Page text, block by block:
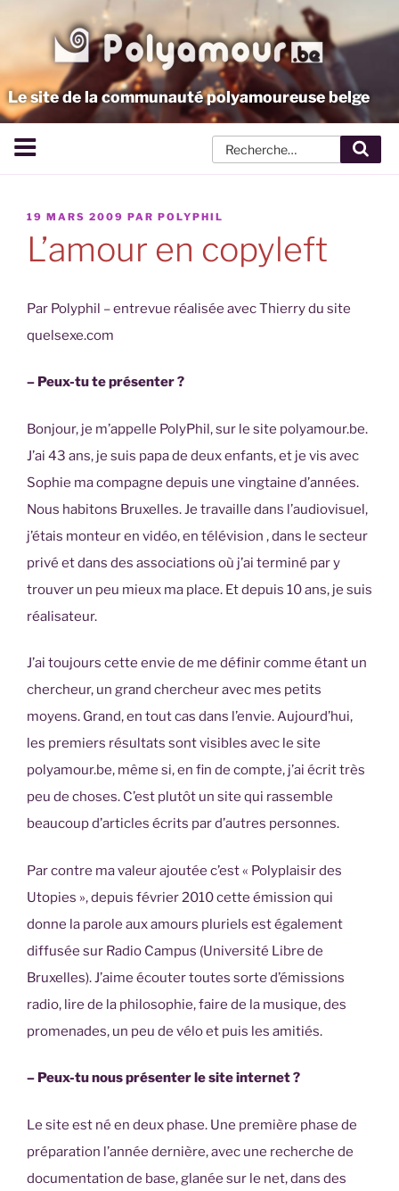
principal
Le site de la communauté polyamoureuse belge
PUBLIÉ
19 MARS 2009 PAR POLYPHIL
L’amour en copyleft
Par Polyphil – entrevue réalisée avec Thierry du site
quelsexe.com
– Peux-tu te présenter ?
Bonjour, je m’appelle PolyPhil, sur le site polyamour.be.
J’ai 43 ans, je suis papa de deux enfants, et je vis avec
Sophie ma compagne depuis une vingtaine d’années.
Nous habitons Bruxelles. Je travaille dans l’audiovisuel,
j’étais monteur en vidéo, en télévision , dans le secteur
privé et dans des associations où j’ai terminé par y
trouver un peu mieux ma place. Et depuis 10 ans, je suis
réalisateur.
J’ai toujours cette envie de me définir comme étant un
chercheur, un grand chercheur avec mes petits
moyens. Grand, en tout cas dans l’envie. Aujourd’hui,
les premiers résultats sont visibles avec le site
polyamour.be, même si, en fin de compte, j’ai écrit très
peu de choses. C’est plutôt un site qui rassemble
beaucoup d’articles écrits par d’autres personnes.
Par contre ma valeur ajoutée c’est « Polyplaisir des
Utopies », depuis février 2010 cette émission qui
donne la parole aux amours pluriels est également
diffusée sur Radio Campus (Université Libre de
Bruxelles). J’aime écouter toutes sorte d’émissions
radio, lire de la philosophie, faire de la musique, des
promenades, un peu de vélo et puis les amitiés.
– Peux-tu nous présenter le site internet ?
Le site est né en deux phase. Une première phase de
préparation l’année dernière, avec une recherche de
documentation de base, glanée sur le net, dans des